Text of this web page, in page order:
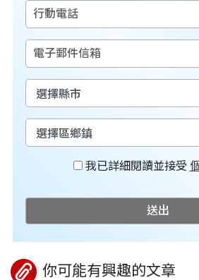
我已詳細閱讀並接受
送出
你可能有興趣的文章